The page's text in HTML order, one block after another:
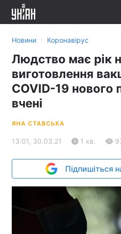
Новини › Коронавірус
Людство має рік
виготовлення
COVID-19 нового
вчені
ЯНА СТАВСЬКА
13:01, 30.03.21 1 хв.
Підпишіться